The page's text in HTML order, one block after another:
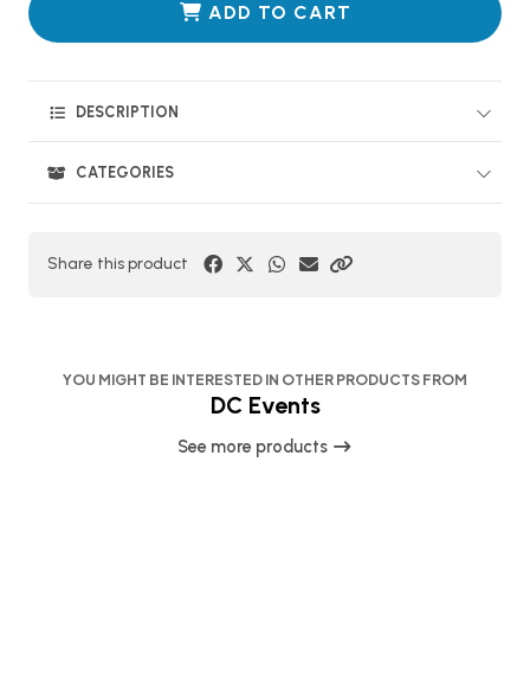
ADD TO CART
DESCRIPTION
CATEGORIES
Share this product
YOU MIGHT BE INTERESTED IN OTHER PRODUCTS FROM
DC Events
See more products